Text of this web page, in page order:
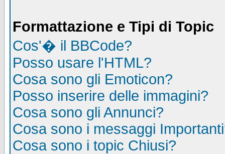
Formattazione e Tipi di Topic
Cos'� il BBCode?
Posso usare l'HTML?
Cosa sono gli Emoticon?
Posso inserire delle immagini?
Cosa sono gli Annunci?
Cosa sono i messaggi
Cosa sono i topic Chiusi?